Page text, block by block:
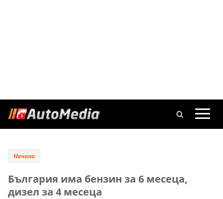
Начало
България има бензин за 6 месеца,
дизел за 4 месеца